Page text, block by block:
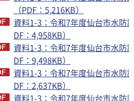
（PDF：5,216KB）
資料1-3：令和7年度仙台市水防
DF：4,958KB）
資料1-3：令和7年度仙台市水防
DF：9,498KB）
資料1-3：令和7年度仙台市水防
DF：2,637KB）
資料1-3：令和7年度仙台市水防